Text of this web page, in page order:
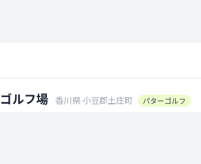
ルフ場 香川県 小豆郡土庄町 パターゴルフ